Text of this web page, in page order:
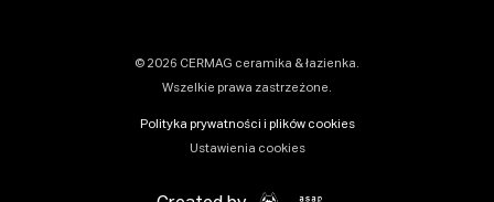
© 2026 CERMAG ceramika & łazienka.
Wszelkie prawa zastrzeżone.
Polityka prywatności i plików cookies
Ustawienia cookies